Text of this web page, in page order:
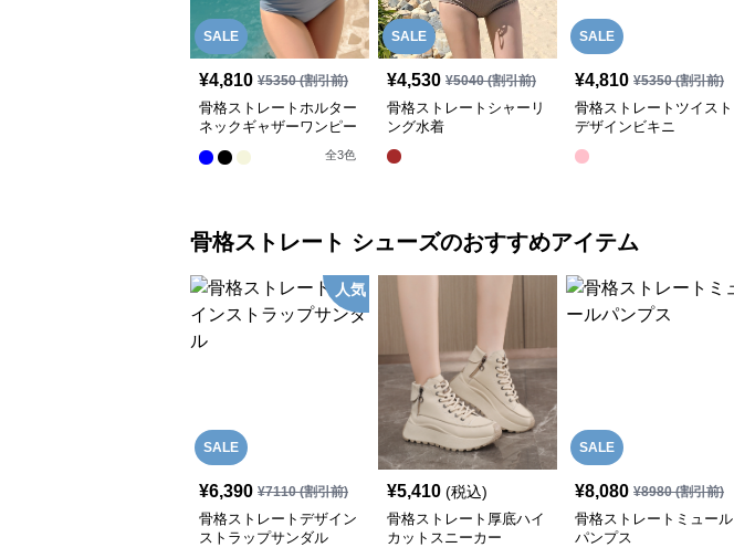
SALE
¥4,810 ¥5350(割引前)
骨格ストレートホルター
ネックギャザーワンピー
全3色
SALE
¥4,530 ¥5040(割引前)
骨格ストレートシャーリ
ング水着
SALE
¥4,810 ¥5350(割引前)
骨格ストレートツイスト
デザインビキニ
骨格ストレート シューズのおすすめアイテム
SALE
人気
¥6,390 ¥7110(割引前)
骨格ストレートデザイン
ストラップサンダル
¥5,410 (税込)
骨格ストレート厚底ハイ
カットスニーカー
SALE
¥8,080 ¥8980(割引前)
骨格ストレートミュール
パンプス